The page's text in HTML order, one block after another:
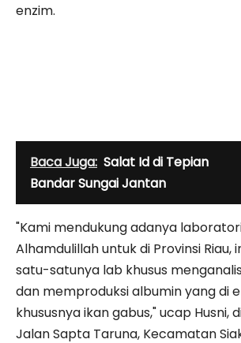
enzim.
Baca Juga: Salat Id di Tepian
Bandar Sungai Jantan
"Kami mendukung adanya
Alhamdulillah untuk di Provinsi Riau,
satu-satunya lab khusus
dan memproduksi albumin yang di
khususnya ikan gabus," ucap Husni,
Jalan Sapta Taruna, Kecamatan